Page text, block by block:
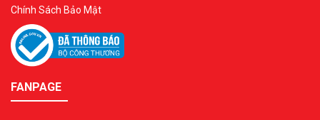
Chính Sách Bảo Mật
FANPAGE